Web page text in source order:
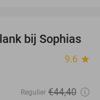
37%
bij Sophias
9.6 star
Regulier €44,40